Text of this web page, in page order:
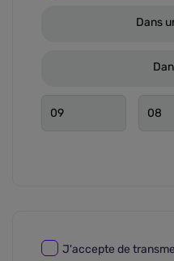
Dans
J'accepte de